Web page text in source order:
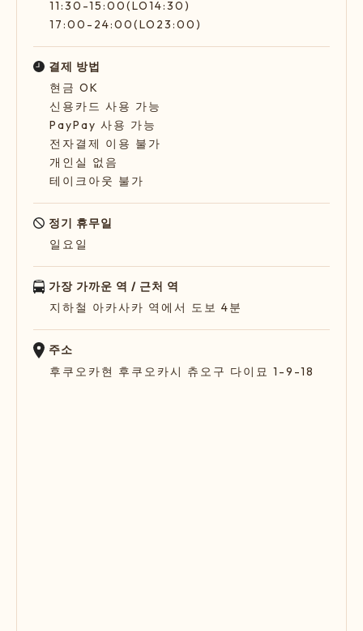
11:30-15:00(LO14:30)
17:00-24:00(LO23:00)
결제 방법
현금 OK
신용카드 사용 가능
PayPay 사용 가능
전자결제 이용 불가
개인실 없음
테이크아웃 불가
정기 휴무일
일요일
가장 가까운 역 / 근처 역
지하철 아카사카 역에서 도보 4분
주소
후쿠오카현 후쿠오카시 츄오구 다이묘 1-9-18